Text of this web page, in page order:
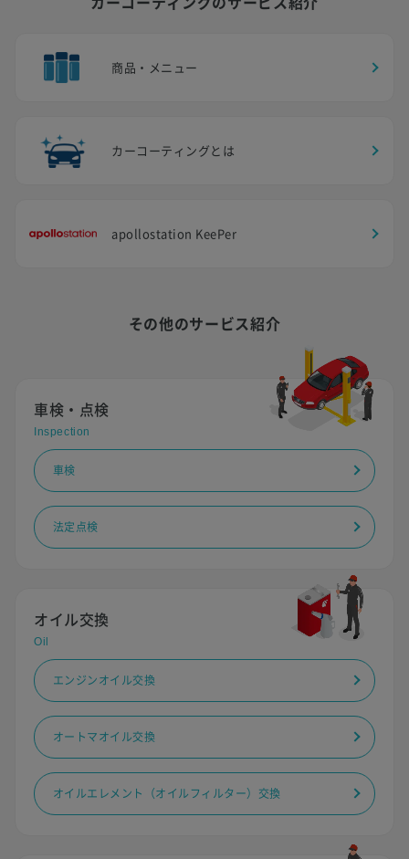
商品・メニュー
カーコーティングとは
apollostation KeePer
その他のサービス紹介
車検・点検
Inspection
車検
法定点検
オイル交換
Oil
エンジンオイル交換
オートマオイル交換
オイルエレメント（オイルフィルター）交換